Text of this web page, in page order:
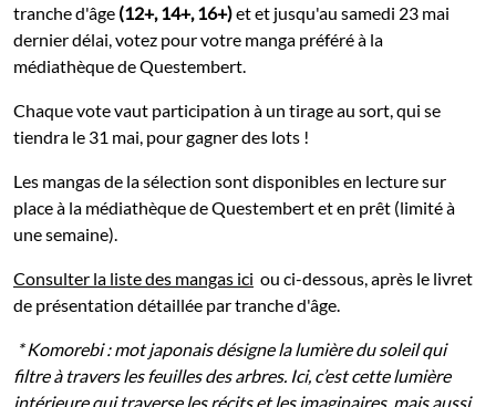
tranche d'âge (12+, 14+, 16+)et et jusqu'au samedi 23 mai
dernier délai, votez pour votre manga préféré à la
médiathèque de Questembert.
Chaque vote vaut participation à un tirage au sort, qui se
tiendra le 31 mai, pour gagner des lots !
Les mangas de la sélection sont disponibles en lecture sur
place à la médiathèque de Questembert et en prêt (limité à
une semaine).
Consulter la liste des mangas ici ou ci-dessous, après le livret
de présentation détaillée par tranche d'âge.
* Komorebi : mot japonais désigne la lumière du soleil qui
filtre à travers les feuilles des arbres. Ici, c’est cette lumière
intérieure qui traverse les récits et les imaginaires, mais aussi